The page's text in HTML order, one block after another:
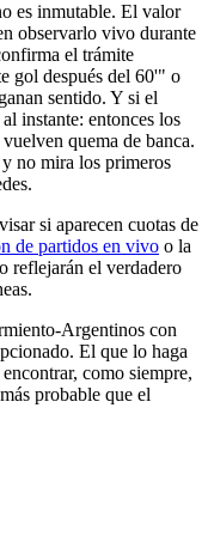
es inmutable. El valor
observarlo vivo durante
el trámite
gol después del 60'" o
sentido. Y si el
instante: entonces los
quema de banca.
no mira los primeros
si aparecen cuotas de
de partidos en vivo o la
reflejarán el verdadero
Argentinos con
El que lo haga
como siempre,
probable que el